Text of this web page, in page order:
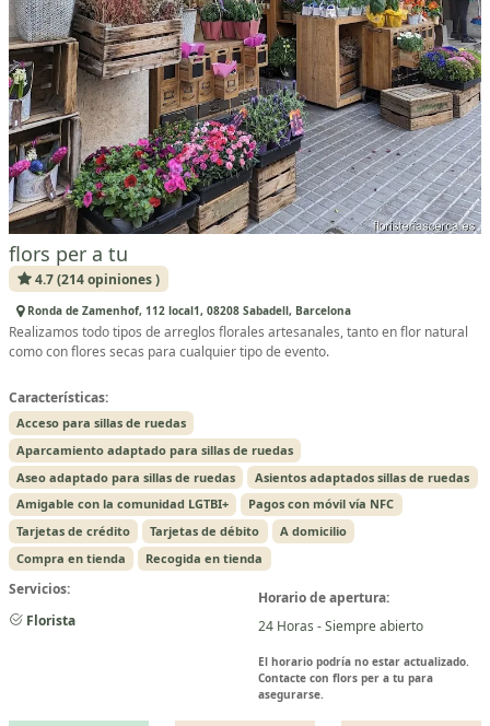
flors per a tu
4.7 (214 opiniones )
Ronda de Zamenhof, 112 local1, 08208 Sabadell, Barcelona
Realizamos todo tipos de arreglos florales artesanales, tanto en flor natural
como con flores secas para cualquier tipo de evento.
Características:
Acceso para sillas de ruedas
Aparcamiento adaptado para sillas de ruedas
Aseo adaptado para sillas de ruedas
Asientos adaptados sillas de ruedas
Amigable con la comunidad LGTBI+
Pagos con móvil vía NFC
Tarjetas de crédito
Tarjetas de débito
A domicilio
Compra en tienda
Recogida en tienda
Servicios:
Florista
Horario de apertura:
24 Horas - Siempre abierto
El horario podría no estar actualizado.
Contacte con flors per a tu para
asegurarse.